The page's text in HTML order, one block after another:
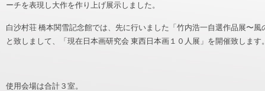
ーチを表現し大作を作り上げ展示しました。
白沙村荘 橋本関雪記念館では、先に行いました「竹内浩一自選作品展〜
と致しまして、「現在日本画研究会 東西日本画１０人展」を開催致します
使用会場は合計３室。